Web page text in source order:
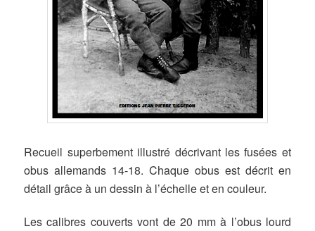
Recueil superbement illustré décrivant les fusées et
obus allemands 14-18. Chaque obus est décrit en
détail grâce à un dessin à l’échelle et en couleur.
Les calibres couverts vont de 20 mm à l’obus lourd